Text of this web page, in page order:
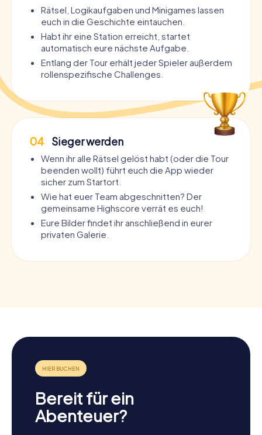
Rätsel, Logikaufgaben und Minigames lassen
euch in die Geschichte eintauchen.
Habt ihr eine Station erreicht, startet
automatisch eure nächste Aufgabe.
Entlang der Tour erhält jeder Spieler außerdem
rollenspezifische Challenges.
04 Sieger werden
Wenn ihr alle Rätsel gelöst habt (oder die Tour
beenden wollt) führt euch die App wieder
sicher zum Startort.
Wie hat euer Team abgeschnitten? Der
gemeinsame Highscore verrät es euch!
Eure Bilder findet ihr anschließend in eurer
privaten Galerie.
Bereit für ein
Abenteuer?